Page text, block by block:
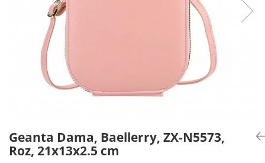
CADOU NAȘI
BRATARI DAMĂ
PORTOFELE DAMĂ
GENTI DAMĂ
RUCSACURI DAMĂ
Geanta Dama, Baellerry, ZX-N5573,
Roz, 21x13x2.5 cm